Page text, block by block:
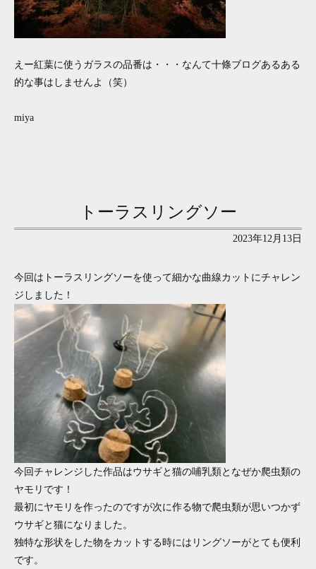
えー紅葉に使うガラスの品番は・・・なんて十條ブログあるある
的な事はしませんよ（笑）
miya
トーラスリングソー
2023年12月13日
今回はトーラスリングソーを使って細かな曲線カットにチャレン
ジしました！
今回チャレンジした作品はウサギと猫の哺乳類となぜか爬虫類の
ヤモリです！
最初にヤモリを作ったのですが次に作る物で爬虫類が思いつかず
ウサギと猫になりました。
独特な形状をした物をカットする時にはリングソーがとても便利
です。